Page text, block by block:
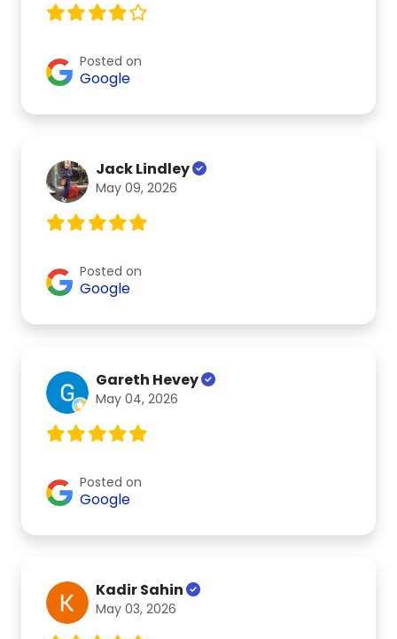
Posted on
Google
Jack Lindley
May 09, 2026
Posted on
Google
Gareth Hevey
May 04, 2026
Posted on
Google
Kadir Sahin
May 03, 2026